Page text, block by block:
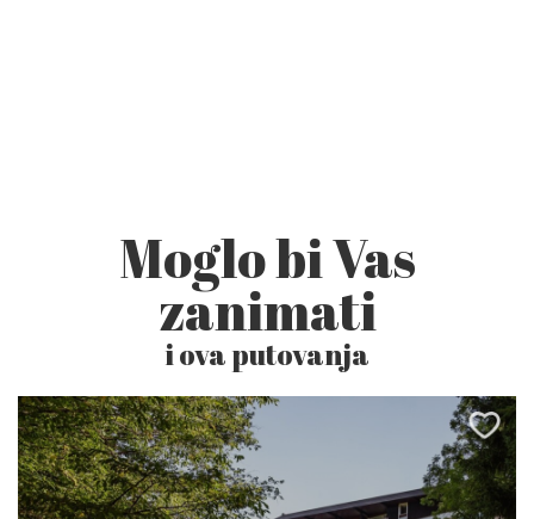
Moglo bi Vas
zanimati
i ova putovanja